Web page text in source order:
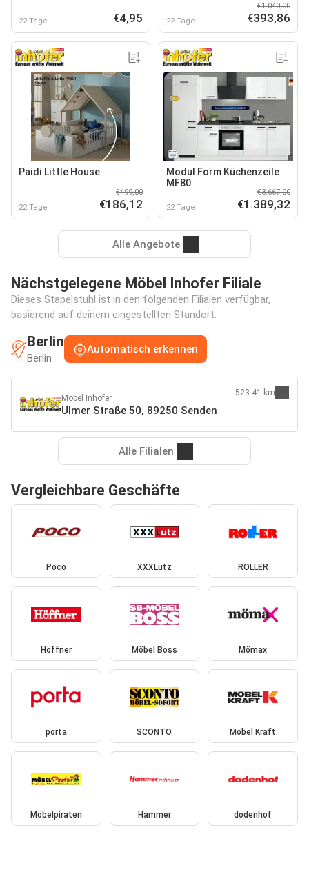
22 Tage €4,95 22 Tage
€1.040,00
€393,86
Paidi Little House
22 Tage
€499,00
€186,12
Modul Form Küchenzeile
MF80
22 Tage
€3.667,00
€1.389,32
Alle Angebote
Nächstgelegene Möbel Inhofer Filiale
Dieses Stapelstuhl ist in den folgenden Filialen verfügbar,
basierend auf deinem eingestellten Standort:
Berlin
Berlin
Automatisch erkennen
Möbel Inhofer
Ulmer Straße 50, 89250 Senden
523.41 km
Alle Filialen
Vergleichbare Geschäfte
Poco XXXLutz ROLLER
Höffner Möbel Boss Mömax
porta SCONTO Möbel Kraft
Möbelpiraten Hammer dodenhof